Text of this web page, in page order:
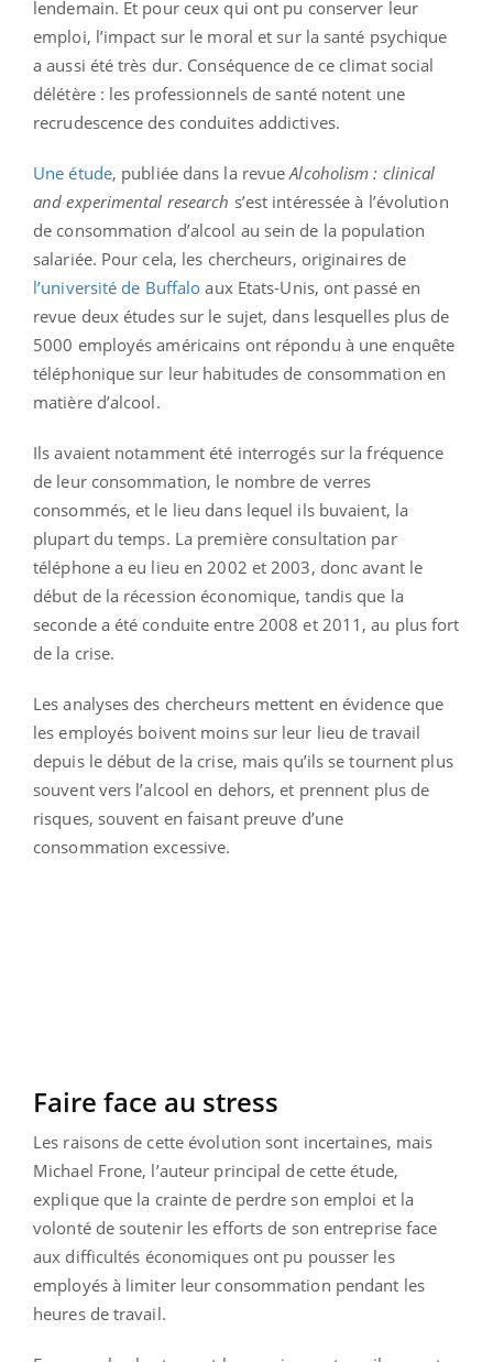
lendemain. Et pour ceux qui ont pu conserver leur
emploi, l’impact sur le moral et sur la santé psychique
a aussi été très dur. Conséquence de ce climat social
délétère : les professionnels de santé notent une
recrudescence des conduites addictives.
Une étude, publiée dans la revueAlcoholism : clinical
and experimental research s’est intéressée à l’évolution
de consommation d’alcool au sein de la population
salariée. Pour cela, les chercheurs, originaires de
l’université de Buffaloaux Etats-Unis, ont passé en
revue deux études sur le sujet, dans lesquelles plus de
5000 employés américains ont répondu à une enquête
téléphonique sur leur habitudes de consommation en
matière d’alcool.
Ils avaient notamment été interrogés sur la fréquence
de leur consommation, le nombre de verres
consommés, et le lieu dans lequel ils buvaient, la
plupart du temps. La première consultation par
téléphone a eu lieu en 2002 et 2003, donc avant le
début de la récession économique, tandis que la
seconde a été conduite entre 2008 et 2011, au plus fort
de la crise.
Les analyses des chercheurs mettent en évidence que
les employés boivent moins sur leur lieu de travail
depuis le début de la crise, mais qu’ils se tournent plus
souvent vers l’alcool en dehors, et prennent plus de
risques, souvent en faisant preuve d’une
consommation excessive.
Faire face au stress
Les raisons de cette évolution sont incertaines, mais
Michael Frone, l’auteur principal de cette étude,
explique que la crainte de perdre son emploi et la
volonté de soutenir les efforts de son entreprise face
aux difficultés économiques ont pu pousser les
employés à limiter leur consommation pendant les
heures de travail.